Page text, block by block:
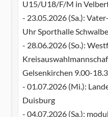
U15/U18/F/M in
- 23.05.2026 (Sa.):
Uhr Sporthalle
- 28.06.2026 (So.):
Gelsenkirchen 9.00-
- 01.07.2026 (Mi.):
Duisburg
- 04.07.2026 (Sa.):